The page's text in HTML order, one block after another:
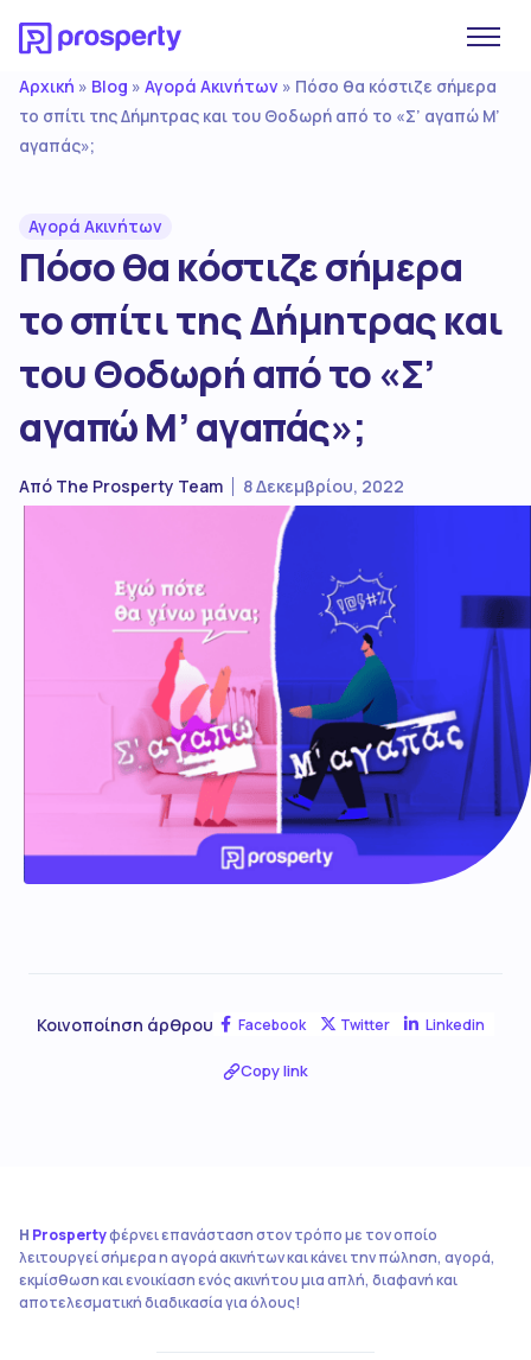
Αρχική » Blog » Αγορά Ακινήτων » Πόσο θα κόστιζε σήμερα
το σπίτι της Δήμητρας και του Θοδωρή από το «Σ’ αγαπώ Μ’
αγαπάς»;
Αγορά Ακινήτων
Πόσο θα κόστιζε σήμερα
το σπίτι της Δήμητρας και
του Θοδωρή από το «Σ’
αγαπώ Μ’ αγαπάς»;
Από The Prosperty Team 8 Δεκεμβρίου, 2022
Κοινοποίηση άρθρου Facebook Twitter Linkedin
Copy link
Η Prospertyφέρνει επανάσταση στον τρόπο με τον οποίο
λειτουργεί σήμερα η αγορά ακινήτων και κάνει την πώληση, αγορά,
εκμίσθωση και ενοικίαση ενός ακινήτου μια απλή, διαφανή και
αποτελεσματική διαδικασία για όλους!